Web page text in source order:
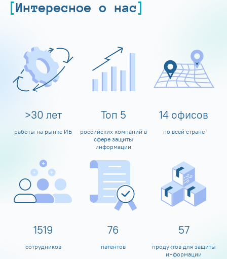
Интересное о нас
>30 лет
работы на рынке ИБ
Топ 5
российских компаний в
сфере защиты
информации
14 офисов
по всей стране
1600
сотрудников
80
патентов
60
продуктов для защиты
информации